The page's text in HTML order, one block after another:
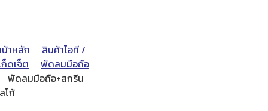
าหลัก
สินค้าไอที /
ดเจ็ต
พัดลมมือถือ
พัดลมมือถือ+สกรีน
โก้